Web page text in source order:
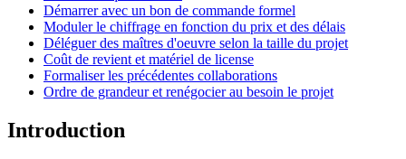
Démarrer avec un bon de commande formel
Moduler le chiffrage en fonction du prix et des délais
Déléguer des maîtres d'oeuvre selon la taille du projet
Coût de revient et matériel de license
Formaliser les précédentes collaborations
Ordre de grandeur et renégocier au besoin le projet
Introduction